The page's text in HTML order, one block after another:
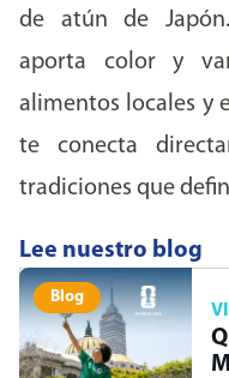
de atún de
aporta color y
alimentos locales y
te conecta
tradiciones que
Lee nuestro blog
Blog